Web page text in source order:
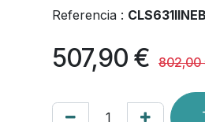
Referencia :
507,90 € 802,00